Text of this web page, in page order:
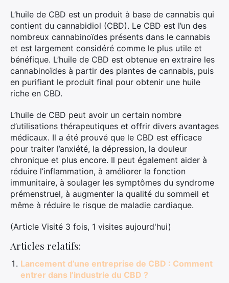
L’huile de CBD est un produit à base de cannabis qui
contient du cannabidiol (CBD). Le CBD est l’un des
nombreux cannabinoïdes présents dans le cannabis
et est largement considéré comme le plus utile et
bénéfique. L’huile de CBD est obtenue en extraire les
cannabinoïdes à partir des plantes de cannabis, puis
en purifiant le produit final pour obtenir une huile
riche en CBD.
L’huile de CBD peut avoir un certain nombre
d’utilisations thérapeutiques et offrir divers avantages
médicaux. Il a été prouvé que le CBD est efficace
pour traiter l’anxiété, la dépression, la douleur
chronique et plus encore. Il peut également aider à
réduire l’inflammation, à améliorer la fonction
immunitaire, à soulager les symptômes du syndrome
prémenstruel, à augmenter la qualité du sommeil et
même à réduire le risque de maladie cardiaque.
(Article Visité 3 fois, 1 visites aujourd'hui)
Articles relatifs:
Lancement d’une entreprise de CBD : Comment
entrer dans l’industrie du CBD ?